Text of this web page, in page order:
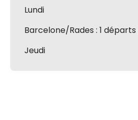
Lundi
Barcelone/Rades : 1
Jeudi